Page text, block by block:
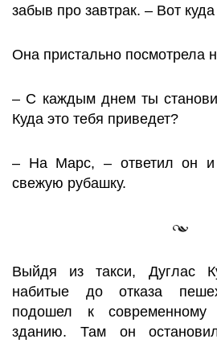
забыв про завтрак. – Вот куда
Она пристально посмотрела
– С каждым днем ты
Куда это тебя приведет?
– На Марс, – ответил он
свежую рубашку.
Выйдя из такси, Дуглас
набитые до отказа
подошел к современному
зданию. Там он